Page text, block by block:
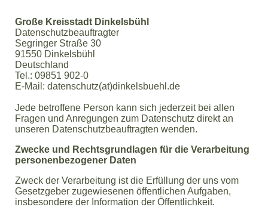
Große Kreisstadt Dinkelsbühl
Datenschutzbeauftragter
Segringer Straße 30
91550 Dinkelsbühl
Deutschland
Tel.: 09851 902-0
E-Mail: datenschutz(at)dinkelsbuehl.de
Jede betroffene Person kann sich jederzeit bei allen
Fragen und Anregungen zum Datenschutz direkt an
unseren Datenschutzbeauftragten wenden.
Zwecke und Rechtsgrundlagen für die Verarbeitung
personenbezogener Daten
Zweck der Verarbeitung ist die Erfüllung der uns vom
Gesetzgeber zugewiesenen öffentlichen Aufgaben,
insbesondere der Information der Öffentlichkeit.